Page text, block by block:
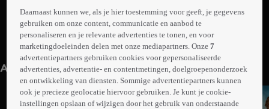
Nederland. Wat ze nog niet weet, is dat ze een zomer
vol fashion-avonturen op de New York Fashion School
heeft gewonnen!
Meer
info
Anderen kijken ook
Daarnaast kunnen we, als je hier toestemming voor geeft, je gegevens
gebruiken om onze content, communicatie en aanbod te
personaliseren en je relevante advertenties te tonen, en voor
marketingdoeleinden delen met onze mediapartners. Onze7
advertentiepartners gebruiken cookies voor gepersonaliseerde
advertenties, advertentie- en contentmetingen, doelgroepenonderzoek
en ontwikkeling van diensten. Sommige advertentiepartners kunnen
ook je precieze geolocatie hiervoor gebruiken. Je kunt je cookie-
instellingen opslaan of wijzigen door het gebruik van onderstaande